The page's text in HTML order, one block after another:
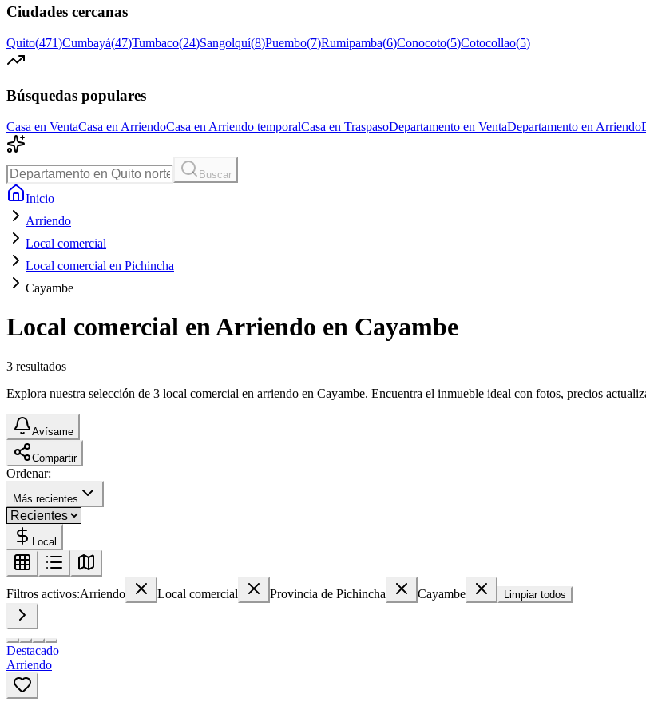
Ciudades cercanas
Quito(471)Cumbayá(47)Tumbaco(24)Sangolquí(8)Puembo(7)Rumipamba(6)Conocoto(5)Cotocollao(5)
Búsquedas populares
Casa en VentaCasa en ArriendoCasa en Arriendo temporalCasa en TraspasoDepartamento en VentaDepartamento en Arriendo
Buscar
Inicio
Arriendo
Local comercial
Local comercial en Pichincha
Cayambe
Local comercial en Arriendo en Cayambe
3 resultados
Explora nuestra selección de 3 local comercial en arriendo en Cayambe. Encuentra el inmueble ideal con fotos, precios
Avísame
Compartir
Ordenar:
Más recientes
Local
Filtros activos:Arriendo Local comercial Provincia de Pichincha Cayambe Limpiar todos
Destacado
Arriendo